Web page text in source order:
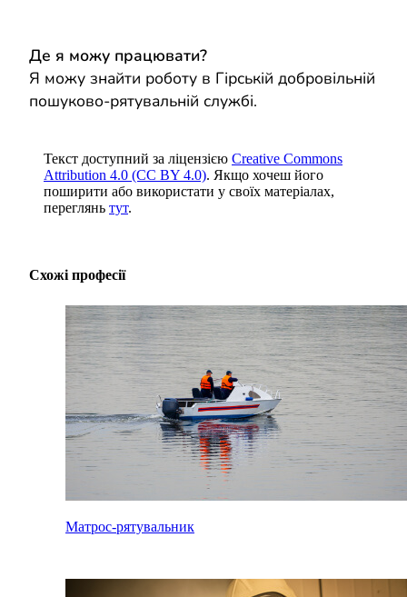
Де я можу працювати?
Я можу знайти роботу в Гірській добровільній
пошуково-рятувальній службі.
Текст доступний за ліцензією Creative Commons
Attribution 4.0 (CC BY 4.0). Якщо хочеш його
поширити або використати у своїх матеріалах,
переглянь тут.
Схожі професії
Матрос-рятувальник